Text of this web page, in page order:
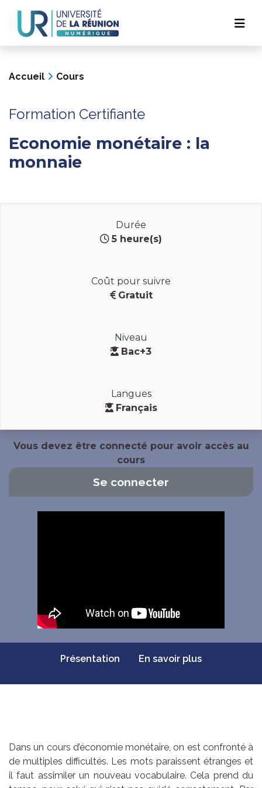
contenu
principal
Navigation
principale
Accueil Cours
Formation Certifiante
Economie monétaire : la
monnaie
Durée
5 heure(s)
Coût pour suivre
Gratuit
Niveau
Bac+3
Langues
Français
Vous devez être connecté pour avoir accès au
cours
Se connecter
Présentation En savoir plus
Dans un cours d’économie monétaire, on est confronté à
de multiples difficultés. Les mots paraissent étranges et
il faut assimiler un nouveau vocabulaire. Cela prend du